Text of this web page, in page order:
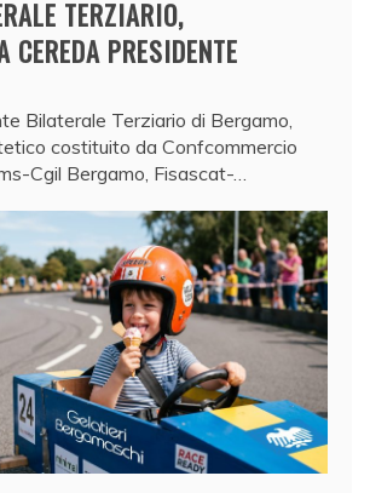
TERZIARIO,
CEREDA PRESIDENTE
Bilaterale Terziario di Bergamo,
costituito da Confcommercio
Cgil Bergamo, Fisascat-…